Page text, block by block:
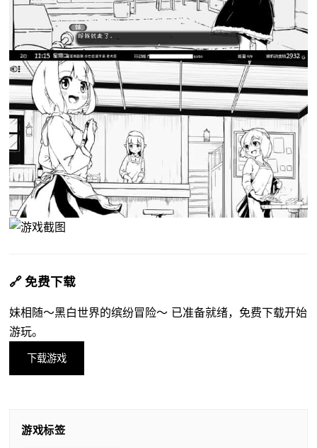
🔗 免费下载
妹相随～黑白世界的缤纷冒险～ 已准备就绪，免费下载开始
游玩。
下载游戏
游戏标签